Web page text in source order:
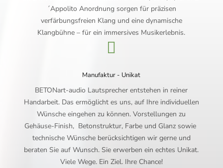
´Appolito Anordnungsorgen für präzisen
verfärbungsfreien Klang und eine dynamische
Klangbühne – für ein immersives Musikerlebnis.

Manufaktur - Unikat
BETONart-audio Lautsprecher entstehen in reiner
Handarbeit. Das ermöglicht es uns, auf Ihre individuellen
Wünsche eingehen zu können. Vorstellungen zu
Gehäuse-Finish, Betonstruktur, Farbe und Glanz sowie
technische Wünsche berücksichtigen wir gerne und
beraten Sie auf Wunsch. Sie erwerben ein echtes Unikat.
Viele Wege. Ein Ziel. Ihre Chance!